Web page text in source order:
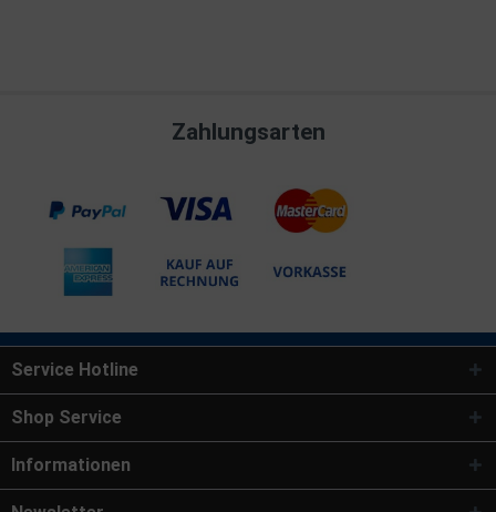
Zahlungsarten
Service Hotline
Shop Service
Informationen